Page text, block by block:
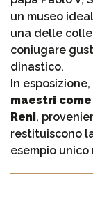
un museo
una delle
coniugare
dinastico.
In
maestri
Reni,
restituiscono
esempio